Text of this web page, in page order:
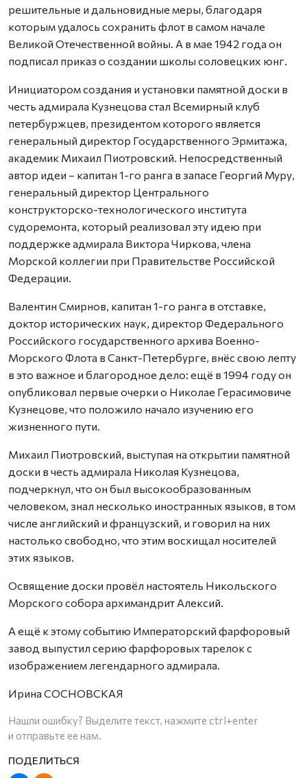
решительные и дальновидные меры, благодаря
которым удалось сохранить флот в самом начале
Великой Отечественной войны. А в мае 1942 года он
подписал приказ о создании школы соловецких юнг.
Инициатором создания и установки памятной доски в
честь адмирала Кузнецова стал Всемирный клуб
петербуржцев, президентом которого является
генеральный директор Государственного Эрмитажа,
академик Михаил Пиотровский. Непосредственный
автор идеи – капитан 1-го ранга в запасе Георгий Муру,
генеральный директор Центрального
конструкторско-технологического института
судоремонта, который реализовал эту идею при
поддержке адмирала Виктора Чиркова, члена
Морской коллегии при Правительстве Российской
Федерации.
Валентин Смирнов, капитан 1-го ранга в отставке,
доктор исторических наук, директор Федерального
Российского государственного архива Военно-
Морского Флота в Санкт-Петербурге, внёс свою лепту
в это важное и благородное дело: ещё в 1994 году он
опубликовал первые очерки о Николае Герасимовиче
Кузнецове, что положило начало изучению его
жизненного пути.
Михаил Пиотровский, выступая на открытии памятной
доски в честь адмирала Николая Кузнецова,
подчеркнул, что он был высокообразованным
человеком, знал несколько иностранных языков, в том
числе английский и французский, и говорил на них
настолько свободно, что этим восхищал носителей
этих языков.
Освящение доски провёл настоятель Никольского
Морского собора архимандрит Алексий.
А ещё к этому событию Императорский фарфоровый
завод выпустил серию фарфоровых тарелок с
изображением легендарного адмирала.
Ирина СОСНОВСКАЯ
Нашли ошибку? Выделите текст, нажмите ctrl+enter
и отправьте ее нам.